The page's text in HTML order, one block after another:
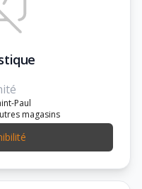
Paul
magasins